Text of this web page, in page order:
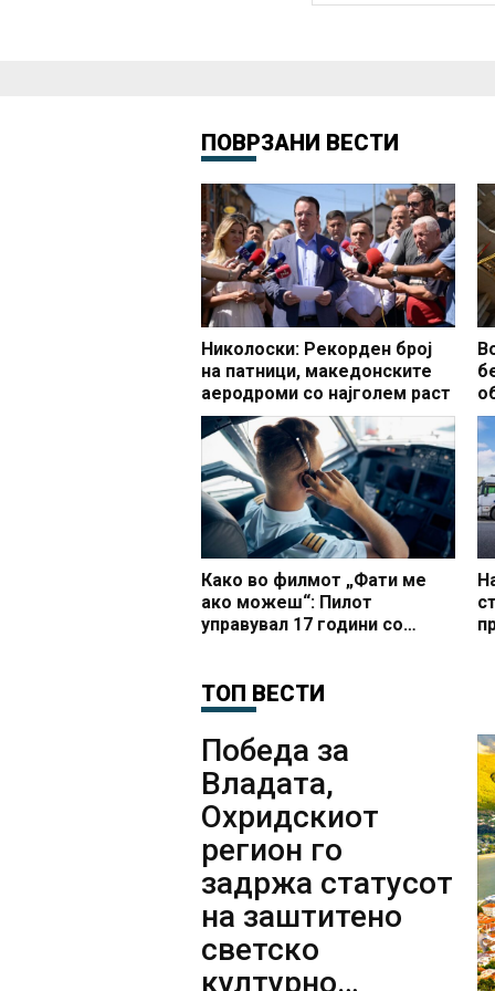
ПОВРЗАНИ ВЕСТИ
Николоски: Рекорден број
на патници, македонските
аеродроми со најголем раст
Како во филмот „Фати ме
ако можеш“: Пилот
управувал 17 години со
ТОП ВЕСТИ
Победа за
Владата,
Охридскиот
регион го
задржа статусот
на заштитено
светско
културно